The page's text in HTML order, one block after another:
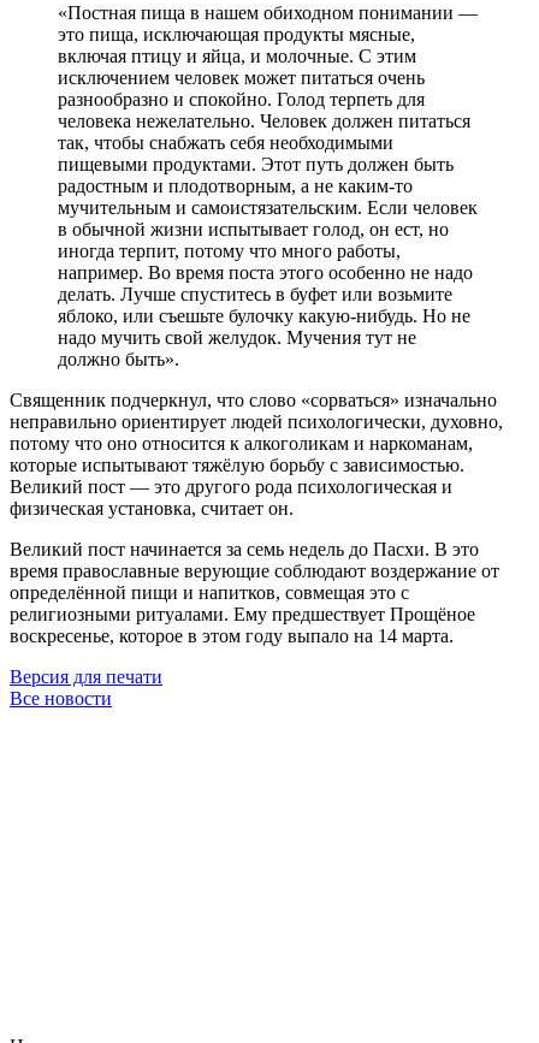
«Постная пища в нашем обиходном понимании —
это пища, исключающая продукты мясные,
включая птицу и яйца, и молочные. С этим
исключением человек может питаться очень
разнообразно и спокойно. Голод терпеть для
человека нежелательно. Человек должен питаться
так, чтобы снабжать себя необходимыми
пищевыми продуктами. Этот путь должен быть
радостным и плодотворным, а не каким-то
мучительным и самоистязательским. Если человек
в обычной жизни испытывает голод, он ест, но
иногда терпит, потому что много работы,
например. Во время поста этого особенно не надо
делать. Лучше спуститесь в буфет или возьмите
яблоко, или съешьте булочку какую-нибудь. Но не
надо мучить свой желудок. Мучения тут не
должно быть».
Священник подчеркнул, что слово «сорваться» изначально
неправильно ориентирует людей психологически, духовно,
потому что оно относится к алкоголикам и наркоманам,
которые испытывают тяжёлую борьбу с зависимостью.
Великий пост — это другого рода психологическая и
физическая установка, считает он.
Великий пост начинается за семь недель до Пасхи. В это
время православные верующие соблюдают воздержание от
определённой пищи и напитков, совмещая это с
религиозными ритуалами. Ему предшествует Прощёное
воскресенье, которое в этом году выпало на 14 марта.
Версия для печати
Все новости